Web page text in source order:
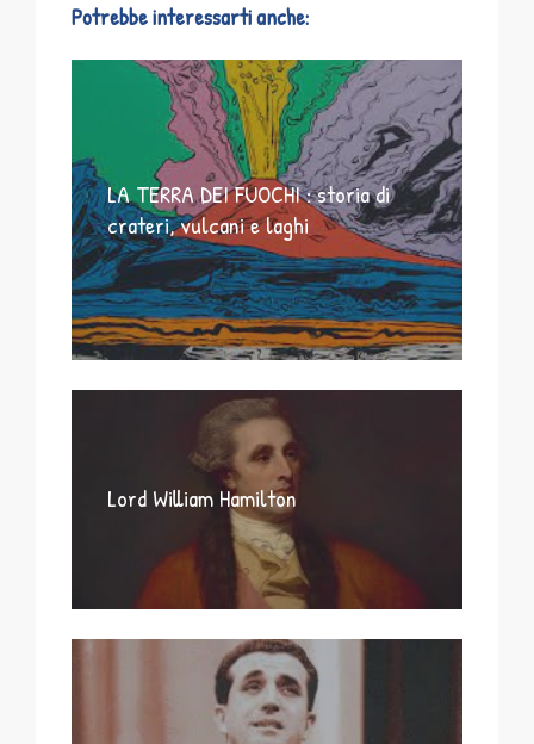
Potrebbe interessarti anche:
LA TERRA DEI FUOCHI : storia di
crateri, vulcani e laghi
Lord William Hamilton